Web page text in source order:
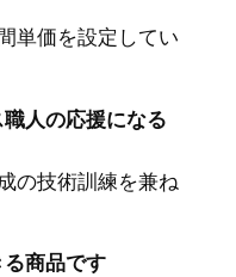
単価を設定してい
人の応援になる
の技術訓練を兼ね
商品です